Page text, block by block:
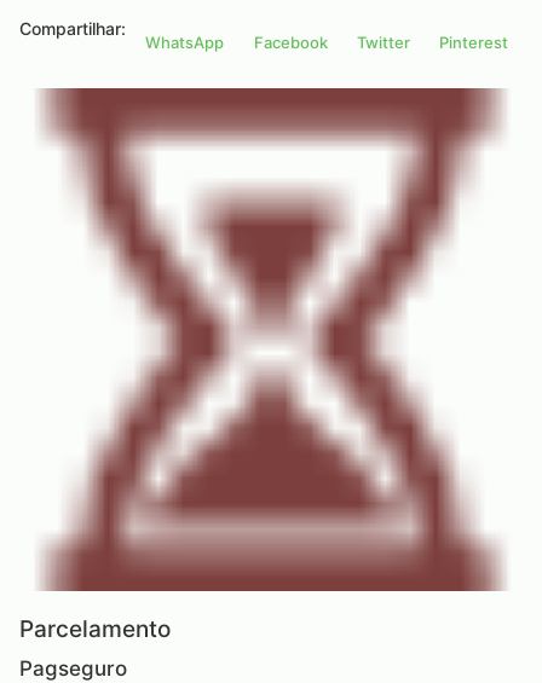
Compartilhar:
WhatsApp Facebook Twitter Pinterest
Parcelamento
Pagseguro